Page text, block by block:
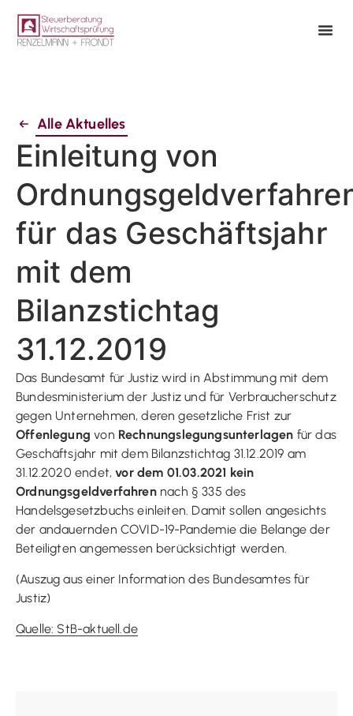
Alle Aktuelles
Einleitung von
für das Geschäftsjahr
mit dem
Bilanzstichtag
31.12.2019
Das Bundesamt für Justiz wird in Abstimmung mit dem
Bundesministerium der Justiz und für Verbraucherschutz
gegen Unternehmen, deren gesetzliche Frist zur
Offenlegung von Rechnungslegungsunterlagen für das
Geschäftsjahr mit dem Bilanzstichtag 31.12.2019 am
31.12.2020 endet,vor dem 01.03.2021 kein
Ordnungsgeldverfahrennach § 335 des
Handelsgesetzbuchs einleiten. Damit sollen angesichts
der andauernden COVID-19-Pandemie die Belange der
Beteiligten angemessen berücksichtigt werden.
(Auszug aus einer Information des Bundesamtes für
Justiz)
Quelle: StB-aktuell.de